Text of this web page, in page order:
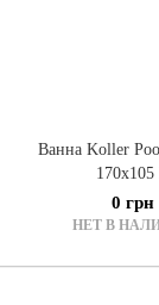
Ванна Koller
170x105
0 грн
НЕТ В